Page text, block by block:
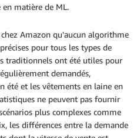
en matière de ML.
Amazon qu'aucun algorithme
pour tous les types de
traditionnels ont été utiles pour
demandés,
été et les vêtements en laine en
ne peuvent pas fournir
plus complexes comme
les différences entre la demande